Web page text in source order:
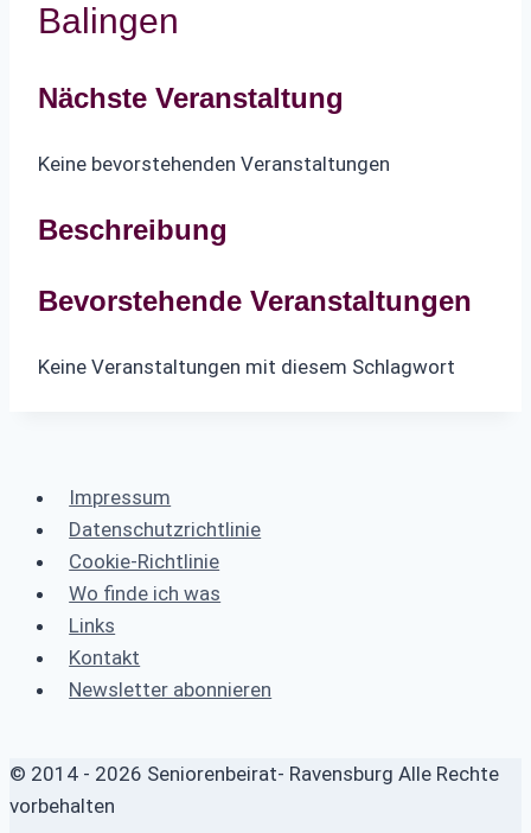
Balingen
Nächste Veranstaltung
Keine bevorstehenden Veranstaltungen
Beschreibung
Bevorstehende Veranstaltungen
Keine Veranstaltungen mit diesem Schlagwort
Impressum
Datenschutzrichtlinie
Cookie-Richtlinie
Wo finde ich was
Links
Kontakt
Newsletter abonnieren
© 2014 - 2026 Seniorenbeirat- Ravensburg Alle Rechte
vorbehalten